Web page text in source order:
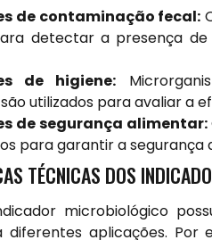
de contaminação fecal:
detectar a presença
de higiene:
utilizados para avaliar a
de segurança alimentar:
para garantir a segurança
TÉCNICAS DOS
microbiológico
diferentes aplicações.